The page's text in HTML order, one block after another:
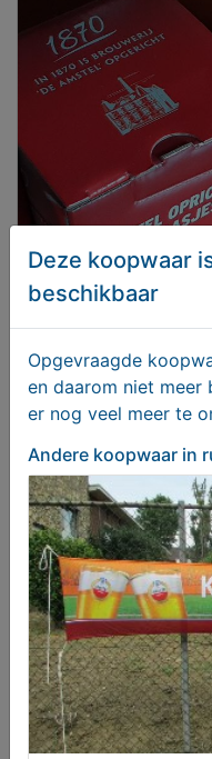
Amstel Oprichters
Vanaf € 20,00
Deze koopwaar
beschikbaar
Opgevraagde
en daarom niet meer
er nog veel meer te
Andere koopwaar in